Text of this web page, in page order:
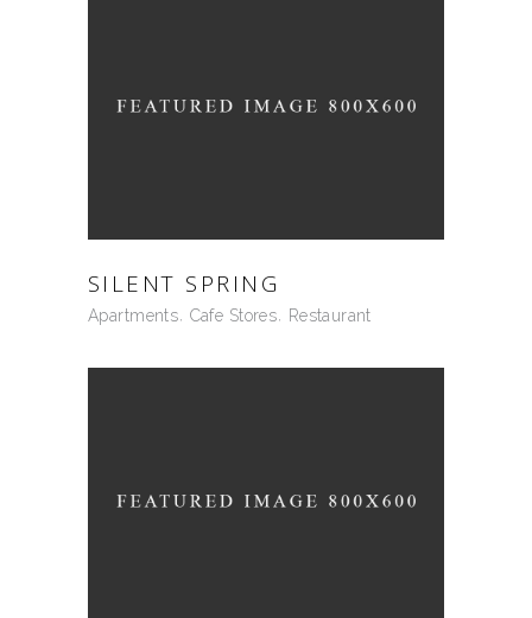
SILENT SPRING
Apartments Cafe Stores Restaurant